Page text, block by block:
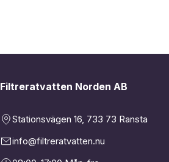
Filtreratvatten Norden AB
Stationsvägen 16, 733 73 Ransta
info@filtreratvatten.nu